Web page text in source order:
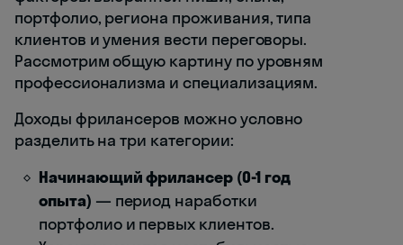
портфолио, региона проживания, типа
клиентов и умения вести переговоры.
Рассмотрим общую картину по уровням
профессионализма и специализациям.
Доходы фрилансеров можно условно
разделить на три категории:
Начинающий фрилансер (0-1 год
опыта) — период наработки
портфолио и первых клиентов.